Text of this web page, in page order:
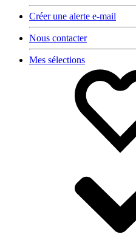
Créer une alerte e-mail
Nous contacter
Mes sélections